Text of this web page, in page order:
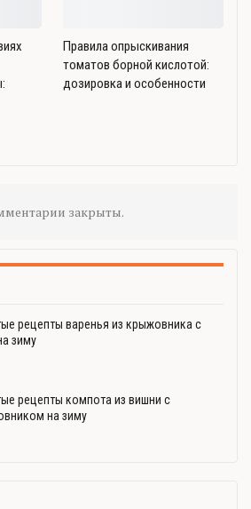
Правила опрыскивания
томатов борной кислотой:
дозировка и особенности
закрыты.
рецепты варенья из крыжовника с
зиму
рецепты компота из вишни с
на зиму